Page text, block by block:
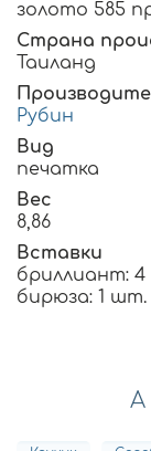
золото 585
Страна
Таиланд
Рубин
Вид
печатка
Вес
8,86
Вставки
бриллиант: 4
бирюза: 1 шт.
А